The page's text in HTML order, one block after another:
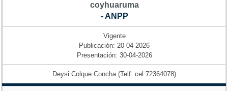
coyhuaruma
- ANPP
Vigente
Publicación: 20-04-2026
Presentación: 30-04-2026
Deysi Colque Concha (Telf: cel 72364078)